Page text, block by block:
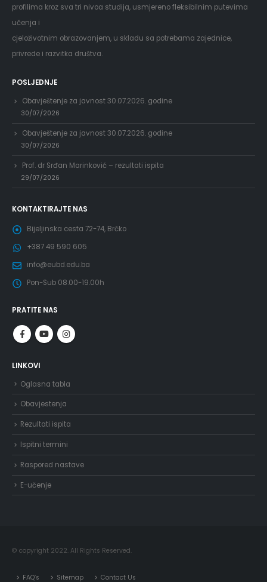
profilima kroz sva tri nivoa studija, usmjereno fleksibilnim putevima
učenja i
cjeloživotnim obrazovanjem, u skladu sa potrebama zajednice,
privrede i razvitka društva.
POSLJEDNJE
Obavještenje za javnost 30.07.2026. godine
30/07/2026
Obavještenje za javnost 30.07.2026. godine
30/07/2026
Prof. dr Srđan Marinković – rezultati ispita
29/07/2026
KONTAKTIRAJTE NAS
Bijeljinska cesta 72-74, Brčko
+387 49 590 605
info@eubd.edu.ba
Pon-Sub 08.00-19.00h
PRATITE NAS
LINKOVI
Oglasna tabla
Obavjestenja
Rezultati ispita
Ispitni termini
Raspored nastave
E-učenje
© copyright 2022. All Rights Reserved.
FAQ’s Sitemap Contact Us